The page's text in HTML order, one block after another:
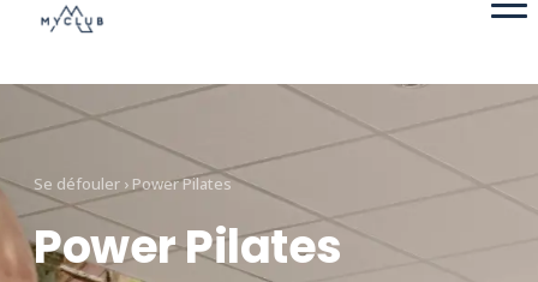
Se défouler › Power Pilates
Power Pilates